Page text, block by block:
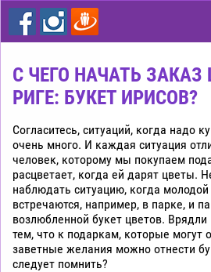
цветы
дешево
Рига
С ЧЕГО НАЧАТЬ ЗАКАЗ
РИГЕ: БУКЕТ ИРИСОВ?
Согласитесь, ситуаций, когда надо
очень много. И каждая ситуация
человек, которому мы покупаем
расцветает, когда ей дарят цветы.
наблюдать ситуацию, когда
встречаются, например, в парке, и
возлюбленной букет цветов. Врядли
тем, что к подаркам, которые могут
заветные желания можно отнести
следует помнить?